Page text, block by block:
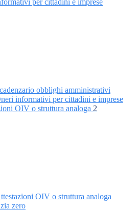
per cittadini e imprese
obblighi amministrativi
informativi per cittadini e imprese
OIV o struttura analoga 2
OIV o struttura analoga
zero